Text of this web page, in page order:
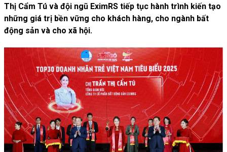
Thị Cẩm Tú và đội ngũ EximRS tiếp tục hành trình kiến tạo
những giá trị bền vững cho khách hàng, cho ngành bất
động sản và cho xã hội.